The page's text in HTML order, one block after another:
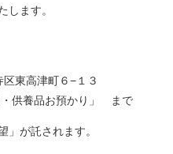
します。
東高津町６−１３
供養品お預かり」 まで
」が託されます。